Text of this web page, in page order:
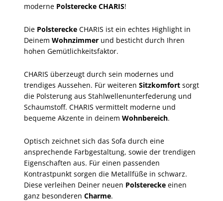
moderne Polsterecke CHARIS!
Die Polsterecke CHARIS ist ein echtes Highlight in
Deinem Wohnzimmer und besticht durch Ihren
hohen Gemütlichkeitsfaktor.
CHARIS überzeugt durch sein modernes und
trendiges Aussehen. Für weiteren Sitzkomfort sorgt
die Polsterung aus Stahlwellenunterfederung und
Schaumstoff. CHARIS vermittelt moderne und
bequeme Akzente in deinem Wohnbereich.
Optisch zeichnet sich das Sofa durch eine
ansprechende Farbgestaltung, sowie der trendigen
Eigenschaften aus. Für einen passenden
Kontrastpunkt sorgen die Metallfüße in schwarz.
Diese verleihen Deiner neuen Polsterecke einen
ganz besonderen Charme.